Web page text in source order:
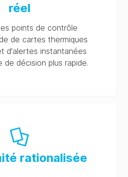
réel
points de contrôle
de cartes thermiques
d'alertes instantanées
de décision plus rapide.
rationalisée